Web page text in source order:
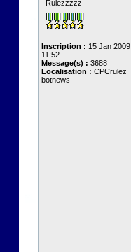
Rulezzzzz
Inscription : 15 Jan 2009,
11:52
Message(s) : 3688
Localisation : CPCrulez
botnews